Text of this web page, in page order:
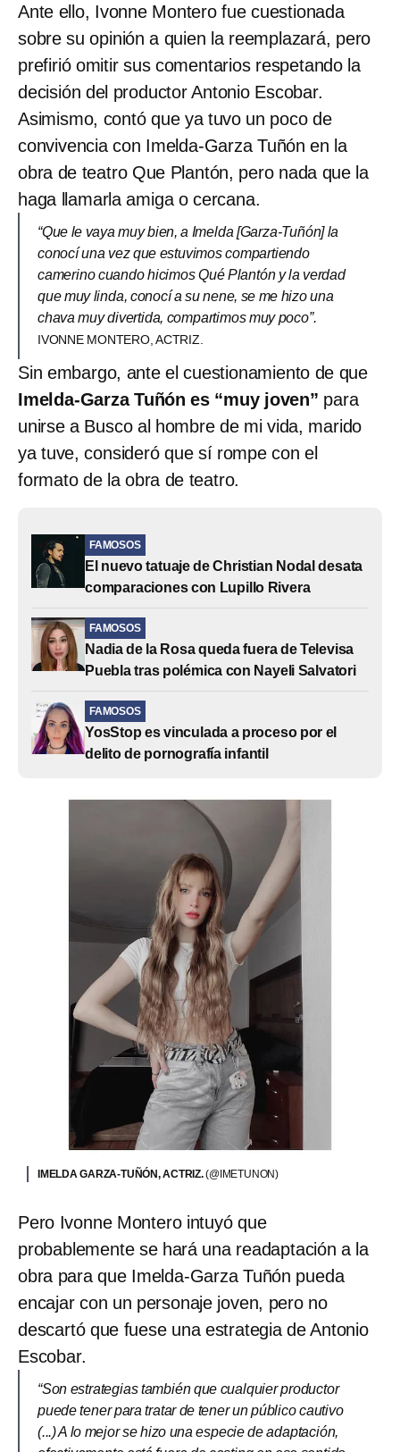
Ante ello, Ivonne Montero fue cuestionada
sobre su opinión a quien la reemplazará, pero
prefirió omitir sus comentarios respetando la
decisión del productor Antonio Escobar.
Asimismo, contó que ya tuvo un poco de
convivencia con Imelda-Garza Tuñón en la
obra de teatro Que Plantón, pero nada que la
haga llamarla amiga o cercana.
“Que le vaya muy bien, a Imelda [Garza-Tuñón] la
conocí una vez que estuvimos compartiendo
camerino cuando hicimos Qué Plantón y la verdad
que muy linda, conocí a su nene, se me hizo una
chava muy divertida, compartimos muy poco”.
IVONNE MONTERO, ACTRIZ.
Sin embargo, ante el cuestionamiento de que
Imelda-Garza Tuñón es “muy joven” para
unirse a Busco al hombre de mi vida, marido
ya tuve, consideró que sí rompe con el
formato de la obra de teatro.
FAMOSOS
El nuevo tatuaje de Christian Nodal desata
comparaciones con Lupillo Rivera
FAMOSOS
Nadia de la Rosa queda fuera de Televisa
Puebla tras polémica con Nayeli Salvatori
FAMOSOS
YosStop es vinculada a proceso por el
delito de pornografía infantil
IMELDA GARZA-TUÑÓN, ACTRIZ.(@IMETUNON)
Pero Ivonne Montero intuyó que
probablemente se hará una readaptación a la
obra para que Imelda-Garza Tuñón pueda
encajar con un personaje joven, pero no
descartó que fuese una estrategia de Antonio
Escobar.
“Son estrategias también que cualquier productor
puede tener para tratar de tener un público cautivo
(...) A lo mejor se hizo una especie de adaptación,